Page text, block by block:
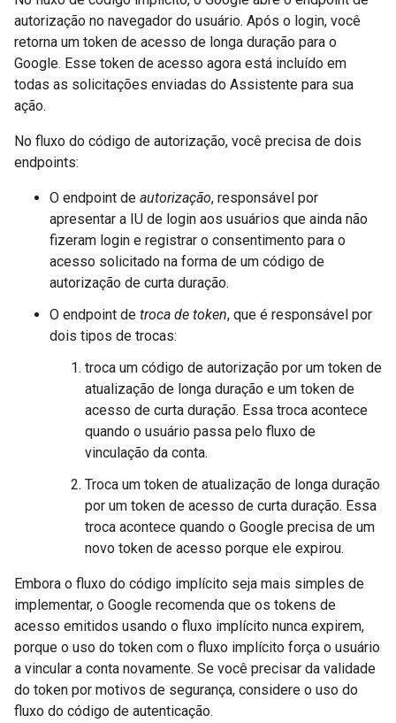
autorização no navegador do usuário. Após o login, você
retorna um token de acesso de longa duração para o
Google. Esse token de acesso agora está incluído em
todas as solicitações enviadas do Assistente para sua
ação.
No fluxo do código de autorização, você precisa de dois
endpoints:
O endpoint de autorização, responsável por
apresentar a IU de login aos usuários que ainda não
fizeram login e registrar o consentimento para o
acesso solicitado na forma de um código de
autorização de curta duração.
O endpoint de troca de token, que é responsável por
dois tipos de trocas:
troca um código de autorização por um token de
atualização de longa duração e um token de
acesso de curta duração. Essa troca acontece
quando o usuário passa pelo fluxo de
vinculação da conta.
Troca um token de atualização de longa duração
por um token de acesso de curta duração. Essa
troca acontece quando o Google precisa de um
novo token de acesso porque ele expirou.
Embora o fluxo do código implícito seja mais simples de
implementar, o Google recomenda que os tokens de
acesso emitidos usando o fluxo implícito nunca expirem,
porque o uso do token com o fluxo implícito força o usuário
a vincular a conta novamente. Se você precisar da validade
do token por motivos de segurança, considere o uso do
fluxo do código de autenticação.